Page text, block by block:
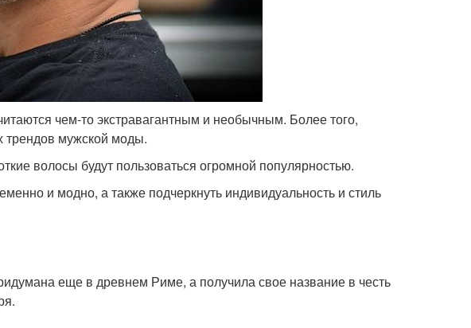
чем-то экстравагантным и необычным. Более того,
трендов мужской моды.
волосы будут пользоваться огромной популярностью.
и модно, а также подчеркнуть индивидуальность и стиль
еще в древнем Риме, а получила свое название в честь